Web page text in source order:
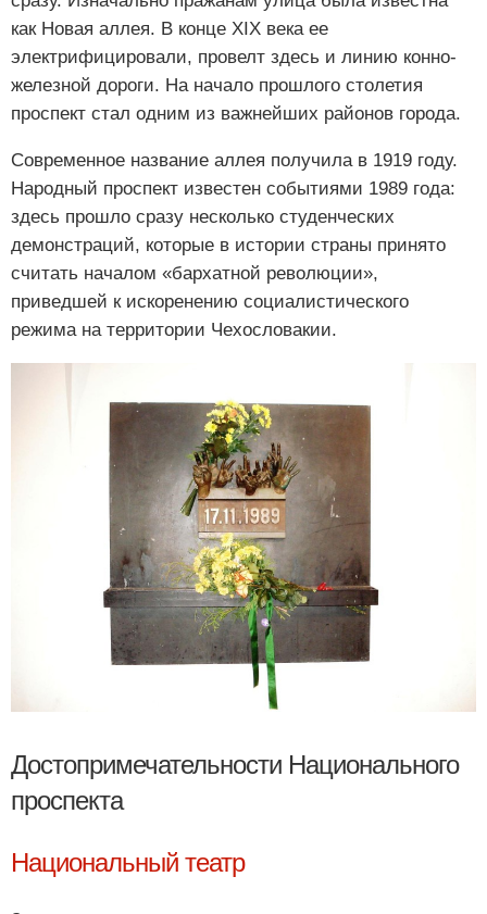
как Новая аллея. В конце XIX века ее
электрифицировали, провелт здесь и линию конно-
железной дороги. На начало прошлого столетия
проспект стал одним из важнейших районов города.
Современное название аллея получила в 1919 году.
Народный проспект известен событиями 1989 года:
здесь прошло сразу несколько студенческих
демонстраций, которые в истории страны принято
считать началом «бархатной революции»,
приведшей к искоренению социалистического
режима на территории Чехословакии.
Достопримечательности Национального
проспекта
Национальный театр